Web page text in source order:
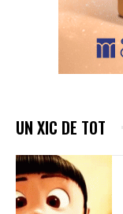
UN XIC DE TOT